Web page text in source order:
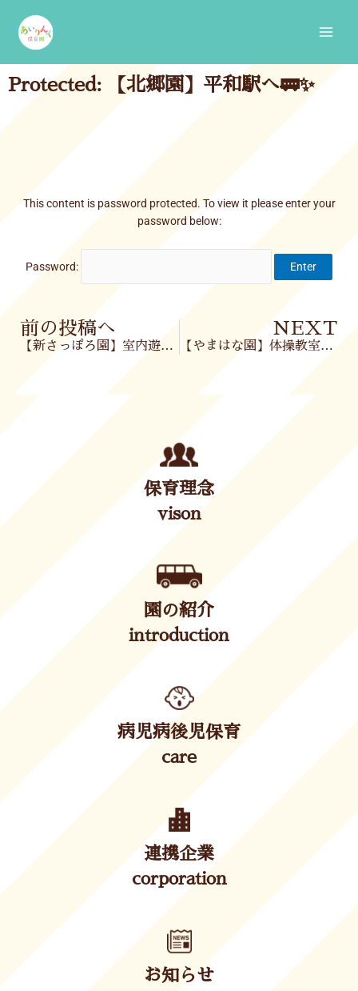
content
Protected: 【北郷園】平和駅へ🚃✨
This content is password protected. To view it please enter your
password below:
Password:
Prev
前の投稿へ
【新さっぽろ園】室内遊び🎵
NEXT
【やまはな園】体操教室🥎✨
保育理念
vison
園の紹介
introduction
病児病後児保育
care
連携企業
corporation
お知らせ